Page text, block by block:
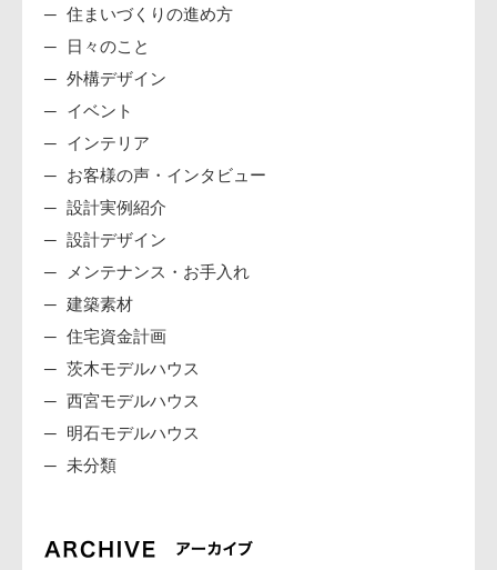
住まいづくりの進め方
日々のこと
外構デザイン
イベント
インテリア
お客様の声・インタビュー
設計実例紹介
設計デザイン
メンテナンス・お手入れ
建築素材
住宅資金計画
茨木モデルハウス
西宮モデルハウス
明石モデルハウス
未分類